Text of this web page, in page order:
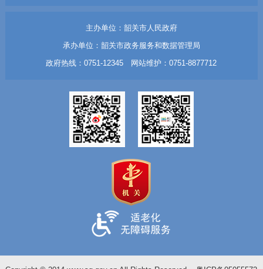
主办单位：韶关市人民政府
承办单位：韶关市政务服务和数据管理局
政府热线：0751-12345 网站维护：0751-8877712